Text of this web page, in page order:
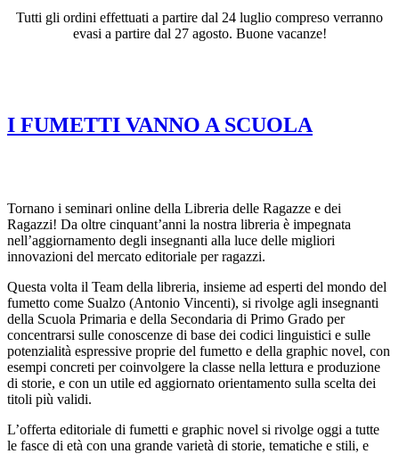
Tutti gli ordini effettuati a partire dal 24 luglio compreso verranno
evasi a partire dal 27 agosto. Buone vacanze!
I FUMETTI VANNO A SCUOLA
Tornano i seminari online della Libreria delle Ragazze e dei
Ragazzi! Da oltre cinquant’anni la nostra libreria è impegnata
nell’aggiornamento degli insegnanti alla luce delle migliori
innovazioni del mercato editoriale per ragazzi.
Questa volta il Team della libreria, insieme ad esperti del mondo del
fumetto come Sualzo (Antonio Vincenti), si rivolge agli insegnanti
della Scuola Primaria e della Secondaria di Primo Grado per
concentrarsi sulle conoscenze di base dei codici linguistici e sulle
potenzialità espressive proprie del fumetto e della graphic novel, con
esempi concreti per coinvolgere la classe nella lettura e produzione
di storie, e con un utile ed aggiornato orientamento sulla scelta dei
titoli più validi.
L’offerta editoriale di fumetti e graphic novel si rivolge oggi a tutte
le fasce di età con una grande varietà di storie, tematiche e stili, e